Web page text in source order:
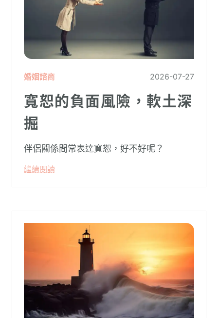
婚姻諮商 2026-07-27
寬恕的負面風險，軟土深
掘
伴侶關係間常表達寬恕，好不好呢？
繼續閱讀